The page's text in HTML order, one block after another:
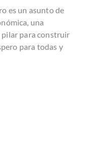
es un asunto de
una
para construir
para todas y